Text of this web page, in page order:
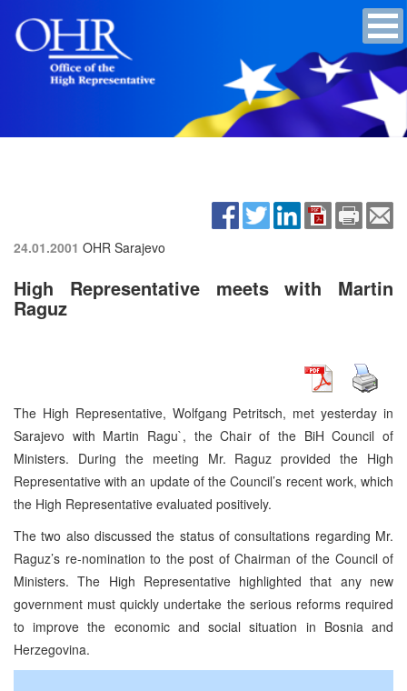
24.01.2001 OHR Sarajevo
High Representative meets with Martin
Raguz
The High Representative, Wolfgang Petritsch, met yesterday in
Sarajevo with Martin Ragu`, the Chair of the BiH Council of
Ministers. During the meeting Mr. Raguz provided the High
Representative with an update of the Council’s recent work, which
the High Representative evaluated positively.
The two also discussed the status of consultations regarding Mr.
Raguz’s re-nomination to the post of Chairman of the Council of
Ministers. The High Representative highlighted that any new
government must quickly undertake the serious reforms required
to improve the economic and social situation in Bosnia and
Herzegovina.